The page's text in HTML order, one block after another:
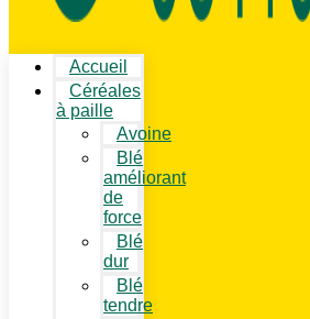
Accueil
Céréales
à paille
Avoine
Blé
améliorant
de
force
Blé
dur
Blé
tendre